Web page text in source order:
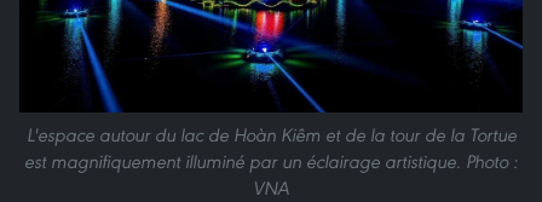
L'espace autour du lac de Hoàn Kiêm et de la tour de la Tortue
est magnifiquement illuminé par un éclairage artistique. Photo :
VNA